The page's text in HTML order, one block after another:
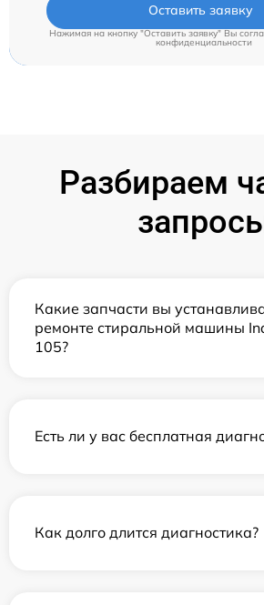
Оставить заявку
Нажимая на кнопку "Оставить заявку" Вы
конфиденциальности
Разбираем
Какие запчасти вы
ремонте стиральной машины
105?
Есть ли у вас бесплатная
Как долго длится диагностика?